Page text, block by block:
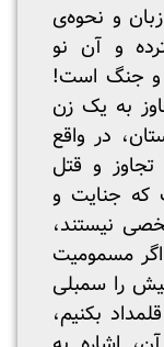
و نحوه‌ی
و آن نو
و جنگ است!
به یک زن
در واقع
و قتل
که جنایت و
نیستند،
اگر مسمومیت
را سمبلی
بکنیم،